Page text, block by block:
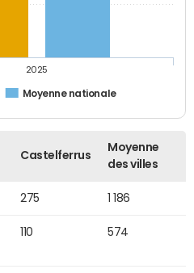
Moyenne nationale
2025
Castelferrus
Moyenne
des villes
275 1 186
110 574